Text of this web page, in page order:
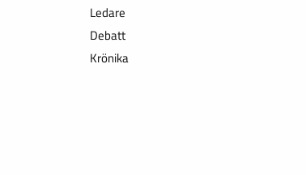
Ledare
Debatt
Krönika